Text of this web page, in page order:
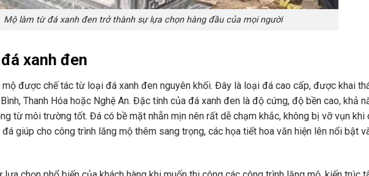
Mộ làm từ đá xanh đen trở thành sự lựa chọn hàng đầu của mọi người
xanh đen
được chế tác từ loại đá xanh đen nguyên khối. Đây là loại đá cao cấp, được khai
Thanh Hóa hoặc Nghệ An. Đặc tính của đá xanh đen là độ cứng, độ bền cao, khả
từ môi trường tốt. Đá có bề mặt nhẵn mịn nên rất dễ chạm khắc, không bị vỡ vụn khi
giúp cho công trình lăng mộ thêm sang trọng, các họa tiết hoa văn hiện lên nổi bật